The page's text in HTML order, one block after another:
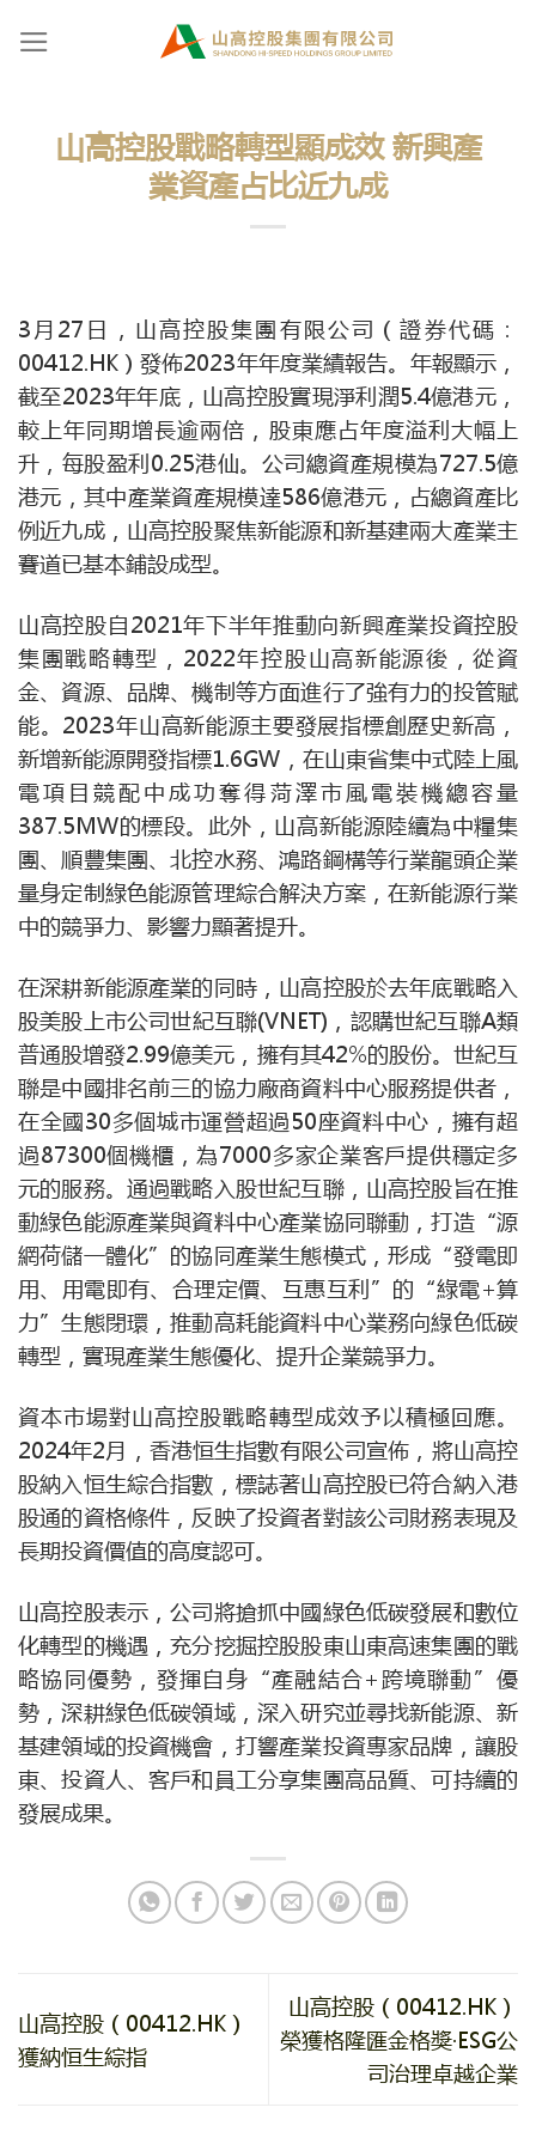
山高控股戰略轉型顯成效 新興產
業資產占比近九成
3月27日，山高控股集團有限公司（證券代碼：
00412.HK）發佈2023年年度業績報告。年報顯示，
截至2023年年底，山高控股實現淨利潤5.4億港元，
較上年同期增長逾兩倍，股東應占年度溢利大幅上
升，每股盈利0.25港仙。公司總資產規模為727.5億
港元，其中產業資產規模達586億港元，占總資產比
例近九成，山高控股聚焦新能源和新基建兩大產業主
賽道已基本鋪設成型。
山高控股自2021年下半年推動向新興產業投資控股
集團戰略轉型，2022年控股山高新能源後，從資
金、資源、品牌、機制等方面進行了強有力的投管賦
能。2023年山高新能源主要發展指標創歷史新高，
新增新能源開發指標1.6GW，在山東省集中式陸上風
電項目競配中成功奪得菏澤市風電裝機總容量
387.5MW的標段。此外，山高新能源陸續為中糧集
團、順豐集團、北控水務、鴻路鋼構等行業龍頭企業
量身定制綠色能源管理綜合解決方案，在新能源行業
中的競爭力、影響力顯著提升。
在深耕新能源產業的同時，山高控股於去年底戰略入
股美股上市公司世紀互聯(VNET)，認購世紀互聯A類
普通股增發2.99億美元，擁有其42%的股份。世紀互
聯是中國排名前三的協力廠商資料中心服務提供者，
在全國30多個城市運營超過50座資料中心，擁有超
過87300個機櫃，為7000多家企業客戶提供穩定多
元的服務。通過戰略入股世紀互聯，山高控股旨在推
動綠色能源產業與資料中心產業協同聯動，打造“源
網荷儲一體化”的協同產業生態模式，形成“發電即
用、用電即有、合理定價、互惠互利”的“綠電+算
力”生態閉環，推動高耗能資料中心業務向綠色低碳
轉型，實現產業生態優化、提升企業競爭力。
資本市場對山高控股戰略轉型成效予以積極回應。
2024年2月，香港恒生指數有限公司宣佈，將山高控
股納入恒生綜合指數，標誌著山高控股已符合納入港
股通的資格條件，反映了投資者對該公司財務表現及
長期投資價值的高度認可。
山高控股表示，公司將搶抓中國綠色低碳發展和數位
化轉型的機遇，充分挖掘控股股東山東高速集團的戰
略協同優勢，發揮自身“產融結合+跨境聯動”優
勢，深耕綠色低碳領域，深入研究並尋找新能源、新
基建領域的投資機會，打響產業投資專家品牌，讓股
東、投資人、客戶和員工分享集團高品質、可持續的
發展成果。
山高控股（00412.HK）
獲納恒生綜指
山高控股（00412.HK）
榮獲格隆匯金格獎·ESG公
司治理卓越企業